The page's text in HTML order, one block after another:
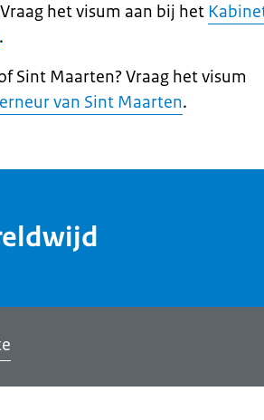
het visum aan bij het
.
Sint Maarten? Vraag het visum
van Sint Maarten.